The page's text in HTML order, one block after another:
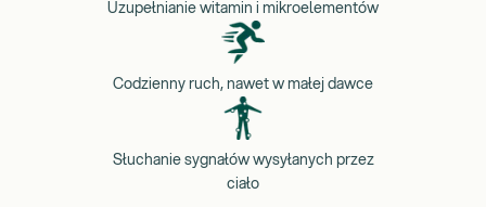
Uzupełnianie witamin i mikroelementów
Codzienny ruch, nawet w małej dawce
Słuchanie sygnałów wysyłanych przez
ciało